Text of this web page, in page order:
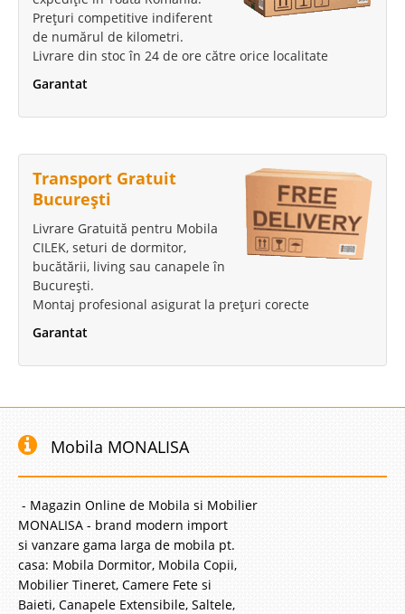
Prețuri competitive indiferent
de numărul de kilometri.
Livrare din stoc în 24 de ore către orice localitate
Garantat
Transport Gratuit
București
Livrare Gratuită pentru Mobila
CILEK, seturi de dormitor,
bucătării, living sau canapele în
București.
Montaj profesional asigurat la prețuri corecte
Garantat
Mobila MONALISA
- Magazin Online de Mobila si Mobilier
MONALISA - brand modern import
si vanzare gama larga de mobila pt.
casa: Mobila Dormitor, Mobila Copii,
Mobilier Tineret, Camere Fete si
Baieti, Canapele Extensibile, Saltele,